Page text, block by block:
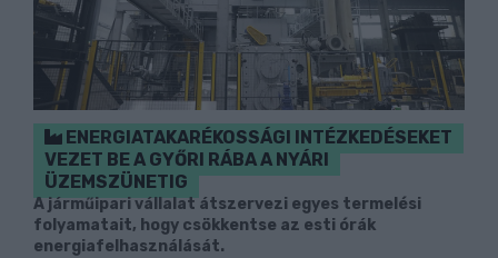
ENERGIATAKARÉKOSSÁGI INTÉZKEDÉSEKET
VEZET BE A GYŐRI RÁBA A NYÁRI
ÜZEMSZÜNETIG
A járműipari vállalat átszervezi egyes termelési
folyamatait, hogy csökkentse az esti órák
energiafelhasználását.